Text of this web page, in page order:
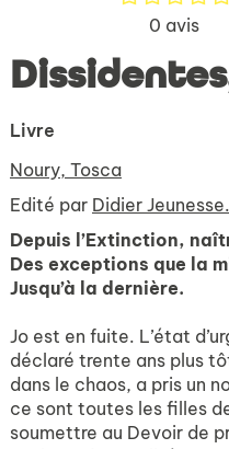
0 avis
Livre
Noury, Tosca
Edité par Didier
Depuis l’Extinction,
Des exceptions que la
Jusqu’à la dernière.
Jo est en fuite. L’état
déclaré trente ans plus
dans le chaos, a pris un
ce sont toutes les filles
soumettre au Devoir de